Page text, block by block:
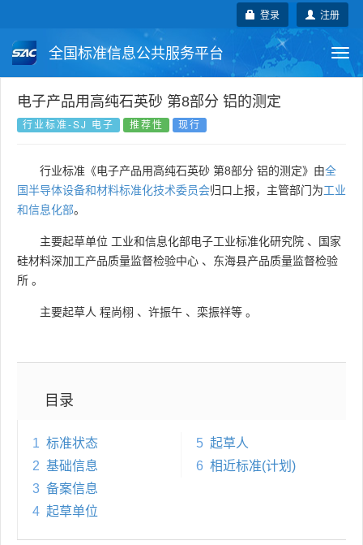
注册
登录
全国标准信息公共服务平台
国家标准 行业标准 地方标准
国外标准 技术委员会
电子产品用高纯石英砂 第8部分 铝的测定
行业标准-SJ 电子 推荐性 现行
行业标准《电子产品用高纯石英砂 第8部分 铝的测定》由全
国半导体设备和材料标准化技术委员会归口上报，主管部门为工业
和信息化部。
主要起草单位 工业和信息化部电子工业标准化研究院 、
国家
硅材料深加工产品质量监督检验中心 、 东海县产品质量监督检验
所 。
主要起草人 程尚栩 、 许振午 、 栾振祥等 。
目录
1 标准状态
2 基础信息
3 备案信息
4 起草单位
5 起草人
6 相近标准(计划)